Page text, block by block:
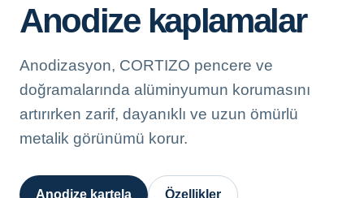
Anodize kaplamalar
Anodizasyon, CORTIZO pencere ve
doğramalarında alüminyumun korumasını
artırırken zarif, dayanıklı ve uzun ömürlü
metalik görünümü korur.
Anodize kartela Özellikler